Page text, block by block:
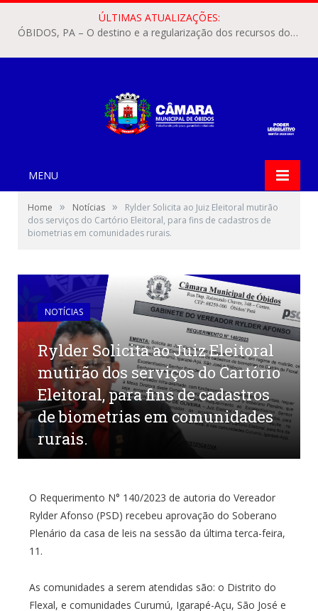
ÚLTIMAS ATUALIZAÇÕES:
ÓBIDOS, PA – O destino e a regularização dos recursos dos Precatórios do FUNDEF (Fundo de Manutenção e Desenvolvimento do Ensino Fundamental e de Valorização do Magistério) voltaram a pautar as discussões na Câmara Municipal de Óbidos.
MENU
Home » Notícias »
Rylder Solicita ao Juiz Eleitoral mutirão
dos serviços do Cartório Eleitoral, para fins de cadastros de
biometrias em comunidades rurais.
NOTÍCIAS
Rylder Solicita ao Juiz Eleitoral
mutirão dos serviços do Cartório
Eleitoral, para fins de cadastros
de biometrias em comunidades
rurais.
O Requerimento N° 140/2023 de autoria do Vereador
Rylder Afonso (PSD) recebeu aprovação do Soberano
Plenário da casa de leis na sessão da última terca-feira,
11.
As comunidades a serem atendidas são: o Distrito do
Flexal, e comunidades Curumú, Igarapé-Açu, São José e